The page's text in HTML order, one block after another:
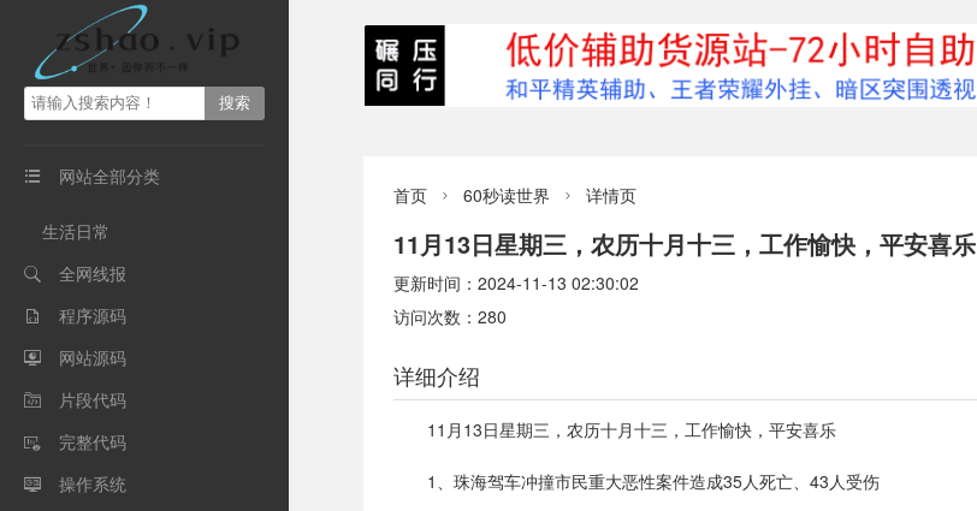
 网站全部分类
生活日常
 全网线报
 程序源码
 网站源码
 片段代码
 完整代码
 操作系统
首页  60秒读世界  详情页
11月13日星期三，农历十月十三，工作愉快，平安喜乐
更新时间：2024-11-13 02:30:02
访问次数：280
详细介绍
11月13日星期三，农历十月十三，工作愉快，平安喜乐
1、珠海驾车冲撞市民重大恶性案件造成35人死亡、43人受伤